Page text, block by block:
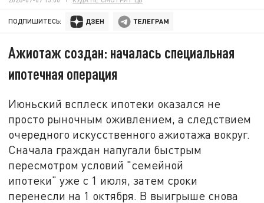
ПОДПИШИТЕСЬ:
Ажиотаж создан: началась специальная
ипотечная операция
Июньский всплеск ипотеки оказался не
просто рыночным оживлением, а следствием
очередного искусственного ажиотажа вокруг.
Сначала граждан напугали быстрым
пересмотром условий "семейной
ипотеки" уже с 1 июля, затем сроки
перенесли на 1 октября. В выигрыше снова